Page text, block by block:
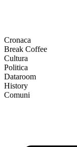
Cronaca
Break Coffee
Cultura
Politica
Dataroom
History
Comuni